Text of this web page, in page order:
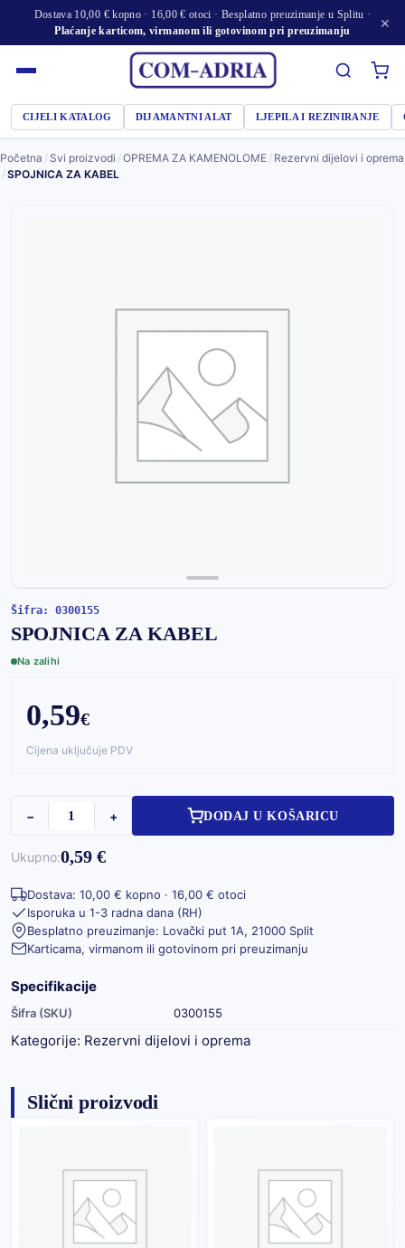
Dostava 10,00 € kopno · 16,00 € otoci · Besplatno preuzimanje u Splitu ·
Plaćanje karticom, virmanom ili gotovinom pri preuzimanju
×
CIJELI KATALOG DIJAMANTNI ALAT LJEPILA I REZINIRANJE
Početna / Svi proizvodi /OPREMA ZA KAMENOLOME / Rezervni dijelovi i oprema
/SPOJNICA ZA KABEL
Šifra: 0300155
SPOJNICA ZA KABEL
Na zalihi
0,59€
Cijena uključuje PDV
− + DODAJ U KOŠARICU
Ukupno:0,59 €
Dostava: 10,00 € kopno · 16,00 € otoci
Isporuka u 1-3 radna dana (RH)
Besplatno preuzimanje: Lovački put 1A, 21000 Split
Karticama, virmanom ili gotovinom pri preuzimanju
Specifikacije
Šifra (SKU) 0300155
Kategorije: Rezervni dijelovi i oprema
Slični proizvodi